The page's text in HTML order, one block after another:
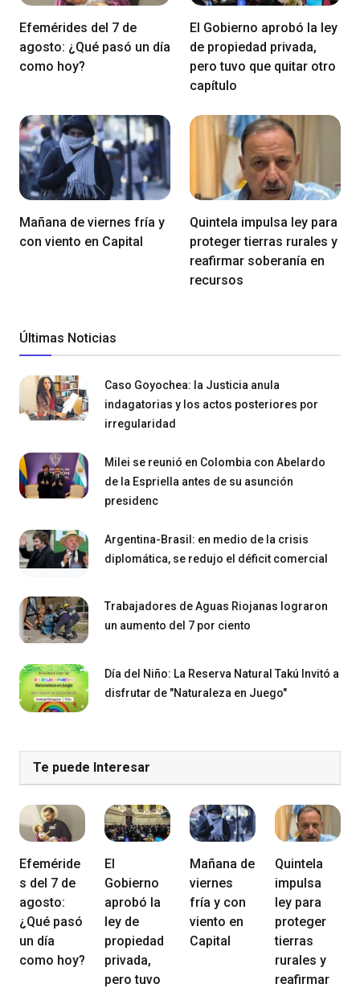
Efemérides del 7 de
agosto: ¿Qué pasó un día
como hoy?
El Gobierno aprobó la ley
de propiedad privada,
pero tuvo que quitar otro
capítulo
Mañana de viernes fría y
con viento en Capital
Quintela impulsa ley para
proteger tierras rurales y
reafirmar soberanía en
recursos
Últimas Noticias
Caso Goyochea: la Justicia anula
indagatorias y los actos posteriores por
irregularidad
Milei se reunió en Colombia con Abelardo
de la Espriella antes de su asunción
presidenc
Argentina-Brasil: en medio de la crisis
diplomática, se redujo el déficit comercial
Trabajadores de Aguas Riojanas lograron
un aumento del 7 por ciento
Día del Niño: La Reserva Natural Takú Invitó a
disfrutar de "Naturaleza en Juego"
Te puede Interesar
Efeméride
s del 7 de
agosto:
¿Qué pasó
un día
como hoy?
El
Gobierno
aprobó la
ley de
propiedad
privada,
pero tuvo
Mañana de
viernes
fría y con
viento en
Capital
Quintela
impulsa
ley para
proteger
tierras
rurales y
reafirmar